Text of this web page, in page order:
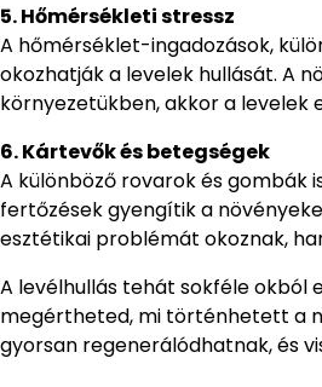
5. Hőmérsékleti stressz
A hőmérséklet-ingadozások,
okozhatják a levelek hullását. A
környezetükben, akkor a levelek
6. Kártevők és betegségek
A különböző rovarok és gombák
fertőzések gyengítik a
esztétikai problémát okoznak,
A levélhullás tehát sokféle okból
megértheted, mi történhetett a
gyorsan regenerálódhatnak, és